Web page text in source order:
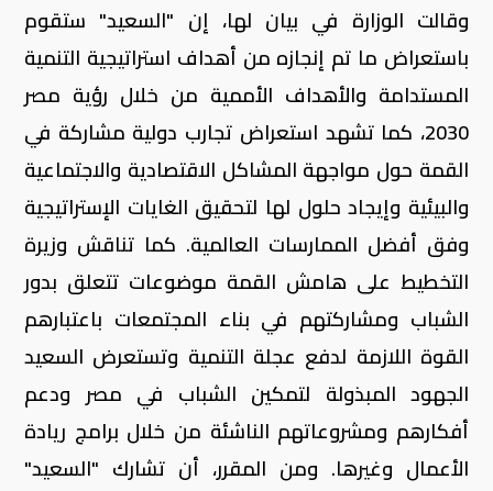
وقالت الوزارة في بيان لها، إن "السعيد" ستقوم
باستعراض ما تم إنجازه من أهداف استراتيجية التنمية
المستدامة والأهداف الأممية من خلال رؤية مصر
2030، كما تشهد استعراض تجارب دولية مشاركة في
القمة حول مواجهة المشاكل الاقتصادية والاجتماعية
والبيئية وإيجاد حلول لها لتحقيق الغايات الإستراتيجية
وفق أفضل الممارسات العالمية. كما تناقش وزيرة
التخطيط على هامش القمة موضوعات تتعلق بدور
الشباب ومشاركتهم في بناء المجتمعات باعتبارهم
القوة اللازمة لدفع عجلة التنمية وتستعرض السعيد
الجهود المبذولة لتمكين الشباب في مصر ودعم
أفكارهم ومشروعاتهم الناشئة من خلال برامج ريادة
الأعمال وغيرها. ومن المقرر، أن تشارك "السعيد"